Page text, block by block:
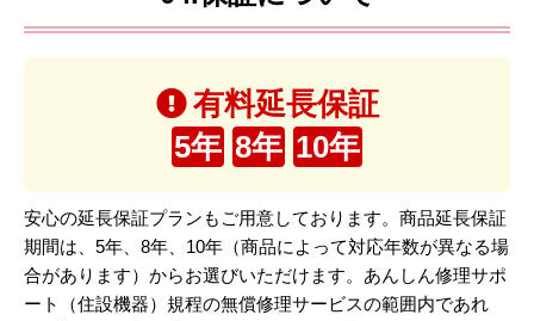
有料延長保証
5年 8年 10年
安心の延長保証プランもご用意しております。商品延長保証
期間は、5年、8年、10年（商品によって対応年数が異なる場
合があります）からお選びいただけます。あんしん修理サポ
ート（住設機器）規程の無償修理サービスの範囲内であれ